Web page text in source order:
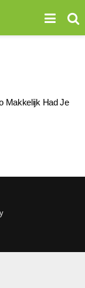
Makkelijk Had Je